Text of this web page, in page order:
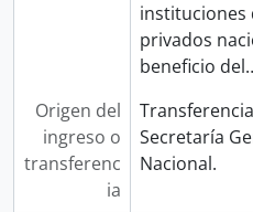
instituciones
privados
beneficio del
Origen del
ingreso o
transferenc
ia
Secretaría
Nacional.